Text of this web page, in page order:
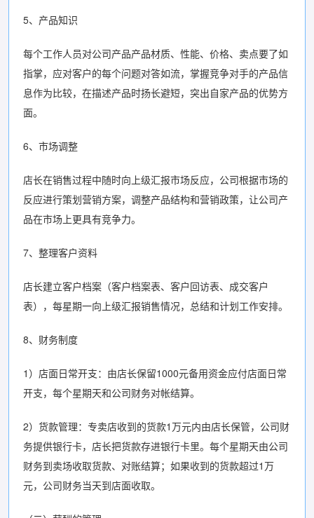
5、产品知识
每个工作人员对公司产品产品材质、性能、价格、卖点要了如
指掌，应对客户的每个问题对答如流，掌握竞争对手的产品信
息作为比较，在描述产品时扬长避短，突出自家产品的优势方
面。
6、市场调整
店长在销售过程中随时向上级汇报市场反应，公司根据市场的
反应进行策划营销方案，调整产品结构和营销政策，让公司产
品在市场上更具有竞争力。
7、整理客户资料
店长建立客户档案（客户档案表、客户回访表、成交客户
表），每星期一向上级汇报销售情况，总结和计划工作安排。
8、财务制度
1）店面日常开支：由店长保留1000元备用资金应付店面日常
开支，每个星期天和公司财务对帐结算。
2）货款管理：专卖店收到的货款1万元内由店长保管，公司财
务提供银行卡，店长把货款存进银行卡里。每个星期天由公司
财务到卖场收取货款、对账结算；如果收到的货款超过1万
元，公司财务当天到店面收取。